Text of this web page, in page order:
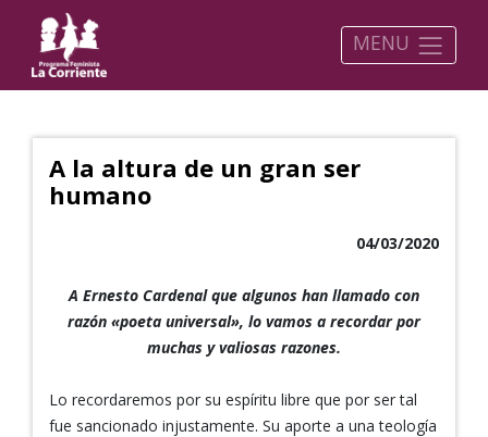
MENU
A la altura de un gran ser
humano
04/03/2020
A Ernesto Cardenal que algunos han llamado con
razón «poeta universal», lo vamos a recordar por
muchas y valiosas razones.
Lo recordaremos por su espíritu libre que por ser tal
fue sancionado injustamente. Su aporte a una teología